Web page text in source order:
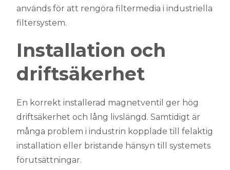
används för att rengöra filtermedia i industriella
filtersystem.
Installation och
driftsäkerhet
En korrekt installerad magnetventil ger hög
driftsäkerhet och lång livslängd. Samtidigt är
många problem i industrin kopplade till felaktig
installation eller bristande hänsyn till systemets
förutsättningar.